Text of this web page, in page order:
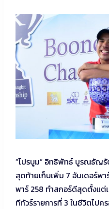
“โปรบูม” อิทธิพัทธ์ บูรณธัญรั
สุดท้ายเก็บเพิ่ม 7 อันเดอร์พ
พาร์ 258 ทำสกอร์ดีสุดตั้งแต่
ทีทัวร์รายการที่ 3 ในชีวิตไป